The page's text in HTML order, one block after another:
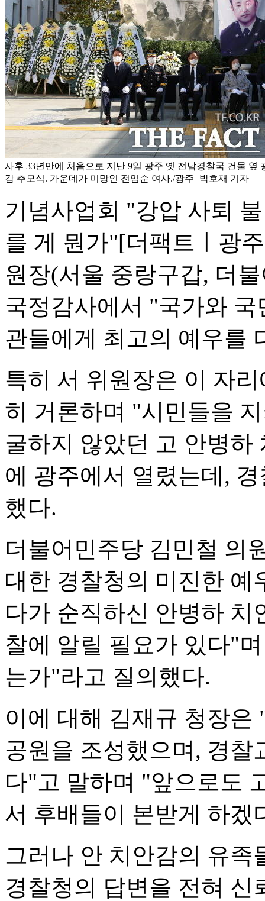
사후 33년만에 처음으로 지난 9일 광주 옛 전남경찰국 건물 옆
감 추모식. 가운데가 미망인 전임순 여사./광주=박호재 기자
기념사업회 "강압 사퇴
를 게 뭔가"[더팩트ㅣ광
원장(서울 중랑구갑, 더
국정감사에서 "국가와
관들에게 최고의 예우를
특히 서 위원장은 이 자
히 거론하며 "시민들을
굴하지 않았던 고 안병하
에 광주에서 열렸는데,
했다.
더불어민주당 김민철 의
대한 경찰청의 미진한
다가 순직하신 안병하 치
찰에 알릴 필요가 있다"
는가"라고 질의했다.
이에 대해 김재규 청장
공원을 조성했으며, 경찰
다"고 말하며 "앞으로도
서 후배들이 본받게 하겠
그러나 안 치안감의 유족
경찰청의 답변을 전혀 신